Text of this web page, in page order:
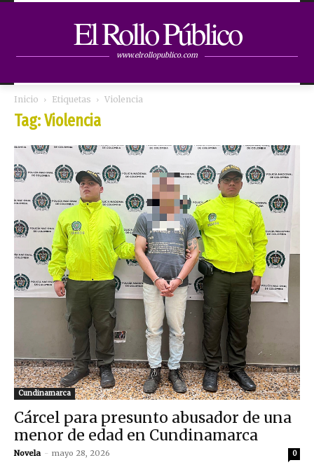
El Rollo Público
www.elrollopublico.com
Inicio Etiquetas Violencia
Tag: Violencia
Cundinamarca
Cárcel para presunto abusador de una
menor de edad en Cundinamarca
Novela - mayo 28, 2026 0